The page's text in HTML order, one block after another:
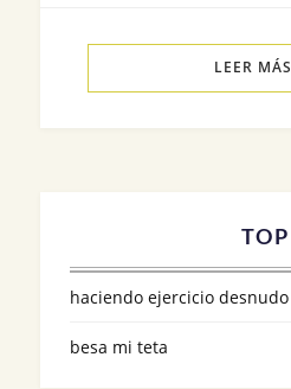
LEER MÁS
TOP
haciendo ejercicio desnudo
besa mi teta